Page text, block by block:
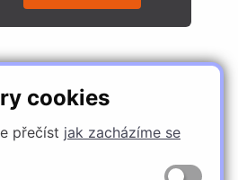
cookies
přečíst jak zacházíme se
NÁS